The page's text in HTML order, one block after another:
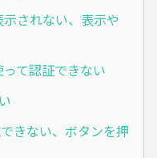
されない、表示や
て認証できない
きない、ボタンを押